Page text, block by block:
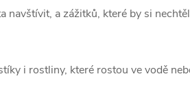
navštívit, a zážitků, které by si
i rostliny, které rostou ve vodě